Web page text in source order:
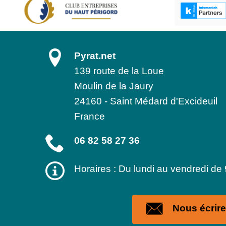
Pyrat.net
139 route de la Loue
Moulin de la Jaury
24160 - Saint Médard d'Excideuil
France
06 82 58 27 36
Horaires : Du lundi au vendredi de
Nous